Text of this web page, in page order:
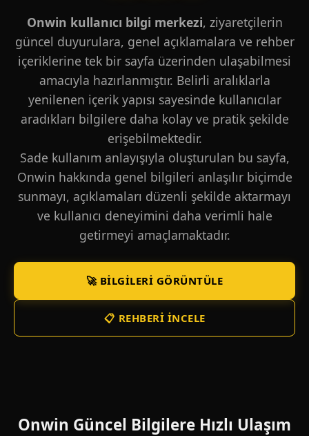
Onwin kullanıcı bilgi merkezi, ziyaretçilerin
güncel duyurulara, genel açıklamalara ve rehber
içeriklerine tek bir sayfa üzerinden ulaşabilmesi
amacıyla hazırlanmıştır. Belirli aralıklarla
yenilenen içerik yapısı sayesinde kullanıcılar
aradıkları bilgilere daha kolay ve pratik şekilde
erişebilmektedir.
Sade kullanım anlayışıyla oluşturulan bu sayfa,
Onwin hakkında genel bilgileri anlaşılır biçimde
sunmayı, açıklamaları düzenli şekilde aktarmayı
ve kullanıcı deneyimini daha verimli hale
getirmeyi amaçlamaktadır.
🚀 BILGILERI GÖRÜNTÜLE
📋 REHBERI İNCELE
Onwin Güncel Bilgilere Hızlı Ulaşım